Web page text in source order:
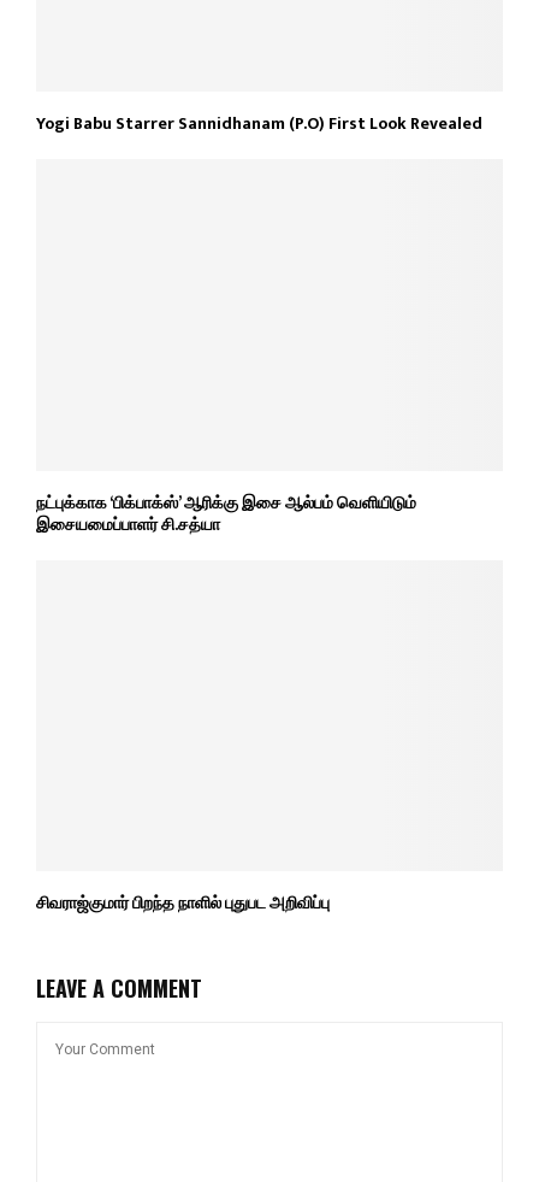
Yogi Babu Starrer Sannidhanam (P.O) First Look Revealed
நட்புக்காக ‘பிக்பாக்ஸ்’ ஆரிக்கு இசை ஆல்பம் வெளியிடும்
இசையமைப்பாளர் சி.சத்யா
சிவராஜ்குமார் பிறந்த நாளில் புதுபட அறிவிப்பு
LEAVE A COMMENT